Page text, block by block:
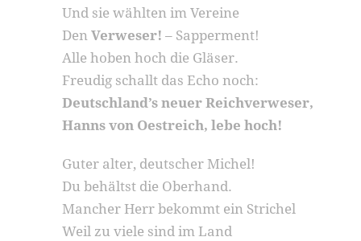
Und sie wählten im Vereine
DenVerweser!– Sapperment!
Alle hoben hoch die Gläser.
Freudig schallt das Echo noch:
Deutschland’s neuer Reichverweser,
Hanns von Oestreich, lebe hoch!
Guter alter, deutscher Michel!
Du behältst die Oberhand.
Mancher Herr bekommt ein Strichel
Weil zu viele sind im Land